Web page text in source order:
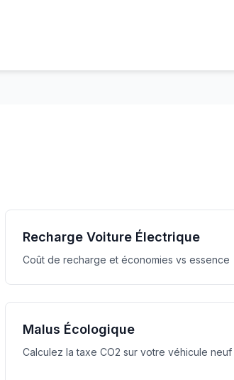
Recharge Voiture Électrique
Coût de recharge et économies vs essence
Malus Écologique
Calculez la taxe CO2 sur votre véhicule neuf